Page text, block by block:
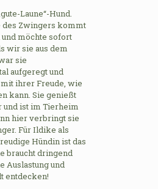
Laune“-Hund.
des Zwingers kommt
möchte sofort
wir sie aus dem
sie
aufgeregt und
ihrer Freude, wie
kann. Sie genießt
und ist im Tierheim
hier verbringt sie
Für Ildike als
Hündin ist das
braucht dringend
Auslastung und
entdecken!